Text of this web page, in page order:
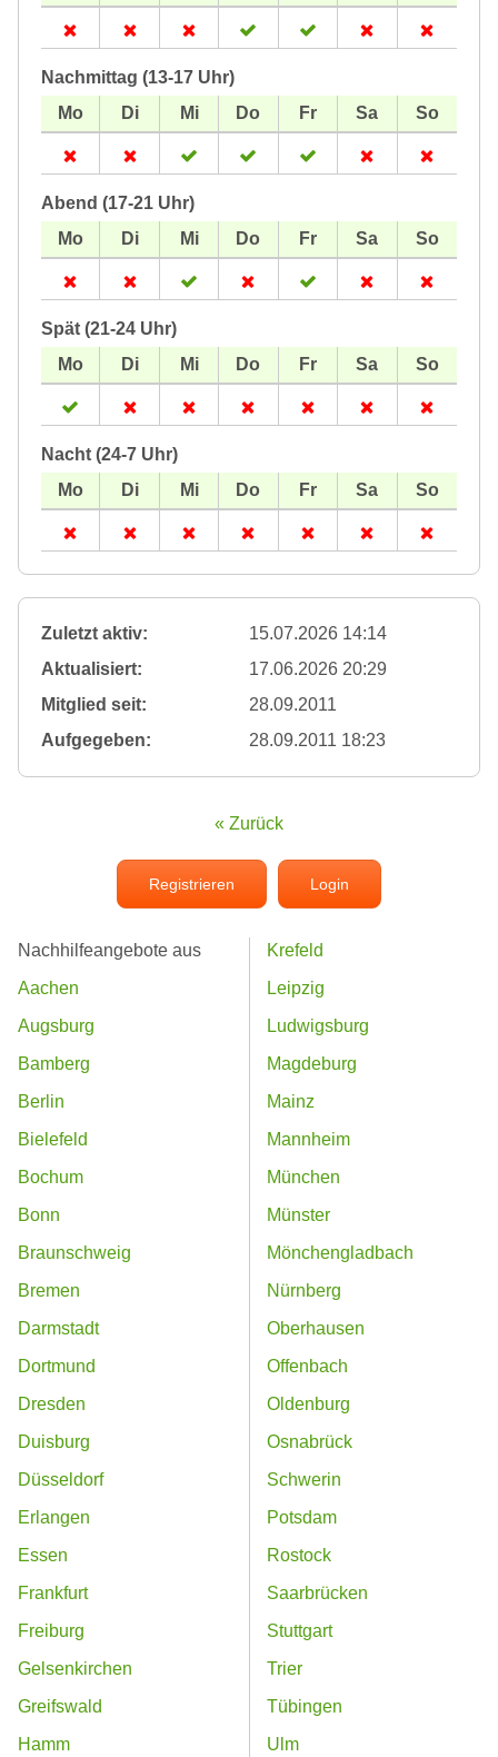
Nachmittag (13-17 Uhr)
Abend (17-21 Uhr)
Spät (21-24 Uhr)
Nacht (24-7 Uhr)
Zuletzt aktiv:
15.07.2026 14:14
Aktualisiert:
17.06.2026 20:29
Mitglied seit:
28.09.2011
Aufgegeben:
28.09.2011 18:23
« Zurück
Registrieren Login
Nachhilfeangebote aus
Aachen
Augsburg
Bamberg
Berlin
Bielefeld
Bochum
Bonn
Braunschweig
Bremen
Darmstadt
Dortmund
Dresden
Duisburg
Düsseldorf
Erlangen
Essen
Frankfurt
Freiburg
Gelsenkirchen
Greifswald
Hamm
Krefeld
Leipzig
Ludwigsburg
Magdeburg
Mainz
Mannheim
München
Münster
Mönchengladbach
Nürnberg
Oberhausen
Offenbach
Oldenburg
Osnabrück
Schwerin
Potsdam
Rostock
Saarbrücken
Stuttgart
Trier
Tübingen
Ulm